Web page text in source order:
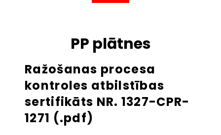
PP plātnes
Ražošanas procesa
kontroles atbilstības
sertifikāts NR. 1327-CPR-
1271 (.pdf)